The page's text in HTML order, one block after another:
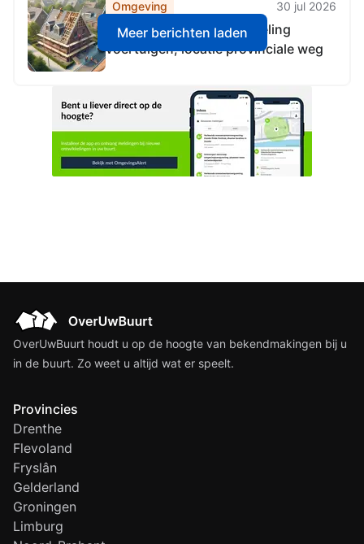
Omgeving 30 jul 2026
Provincie Gelderland Regeling
voertuigen, locatie provinciale weg
Meer berichten laden
OverUwBuurt houdt u op de hoogte van bekendmakingen bij u
in de buurt. Zo weet u altijd wat er speelt.
Provincies
Drenthe
Flevoland
Fryslân
Gelderland
Groningen
Limburg